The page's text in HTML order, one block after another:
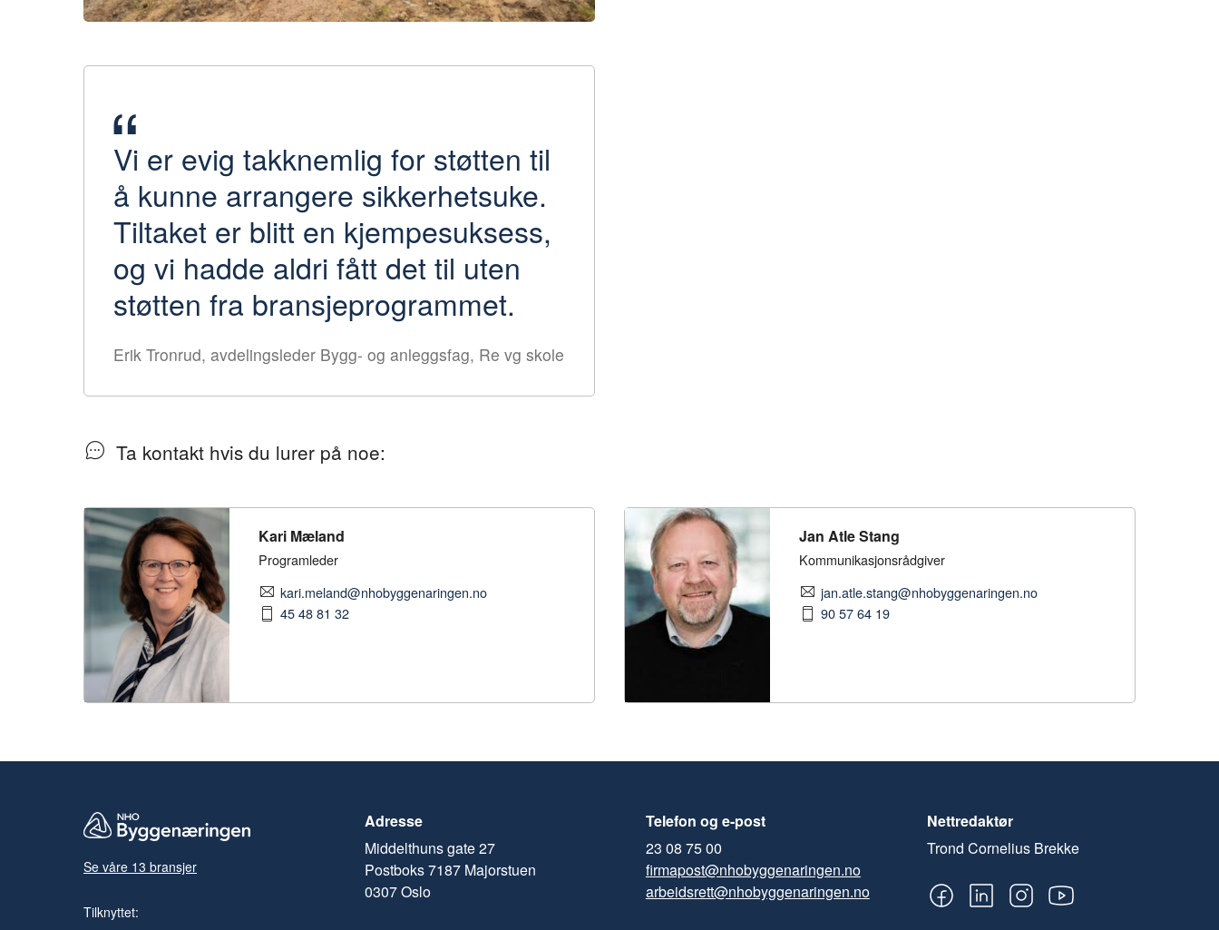
Vi er evig takknemlig for støtten til
å kunne arrangere sikkerhetsuke.
Tiltaket er blitt en kjempesuksess,
og vi hadde aldri fått det til uten
støtten fra bransjeprogrammet.
Erik Tronrud, avdelingsleder Bygg- og anleggsfag, Re vg skole
Ta kontakt hvis du lurer på noe:
Kari Mæland
Programleder
kari.meland@nhobyggenaringen.no
45 48 81 32
Jan Atle Stang
Kommunikasjonsrådgiver
jan.atle.stang@nhobyggenaringen.no
90 57 64 19
Se våre 13 bransjer
Tilknyttet:
Adresse
Middelthuns gate 27
Postboks 7187 Majorstuen
0307 Oslo
Telefon og e-post
23 08 75 00
firmapost@nhobyggenaringen.no
arbeidsrett@nhobyggenaringen.no
Nettredaktør
Trond Cornelius Brekke